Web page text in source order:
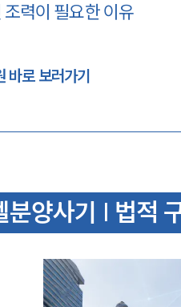
조력이 필요한 이유
바로 보러가기
분양사기 | 법적